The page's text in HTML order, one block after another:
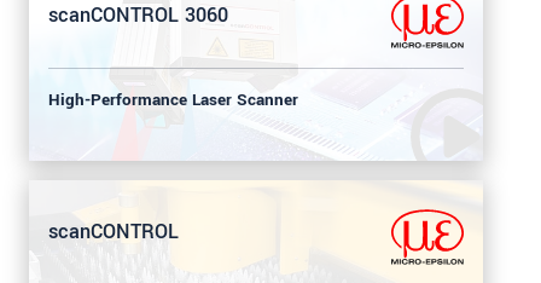
scanCONTROL 3060
High-Performance Laser Scanner
scanCONTROL